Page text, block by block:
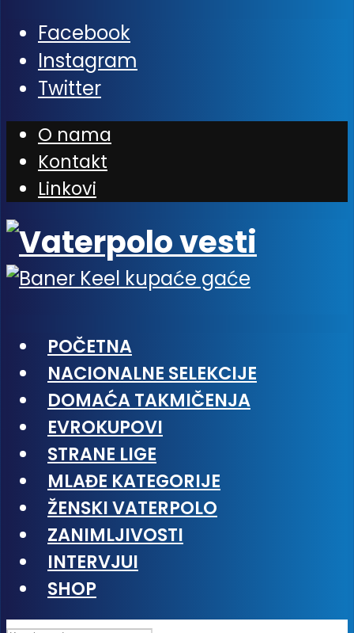
Facebook
Instagram
Twitter
O nama
Kontakt
Linkovi
POČETNA
NACIONALNE SELEKCIJE
DOMAĆA TAKMIČENJA
EVROKUPOVI
STRANE LIGE
MLAĐE KATEGORIJE
ŽENSKI VATERPOLO
ZANIMLJIVOSTI
INTERVJUI
SHOP